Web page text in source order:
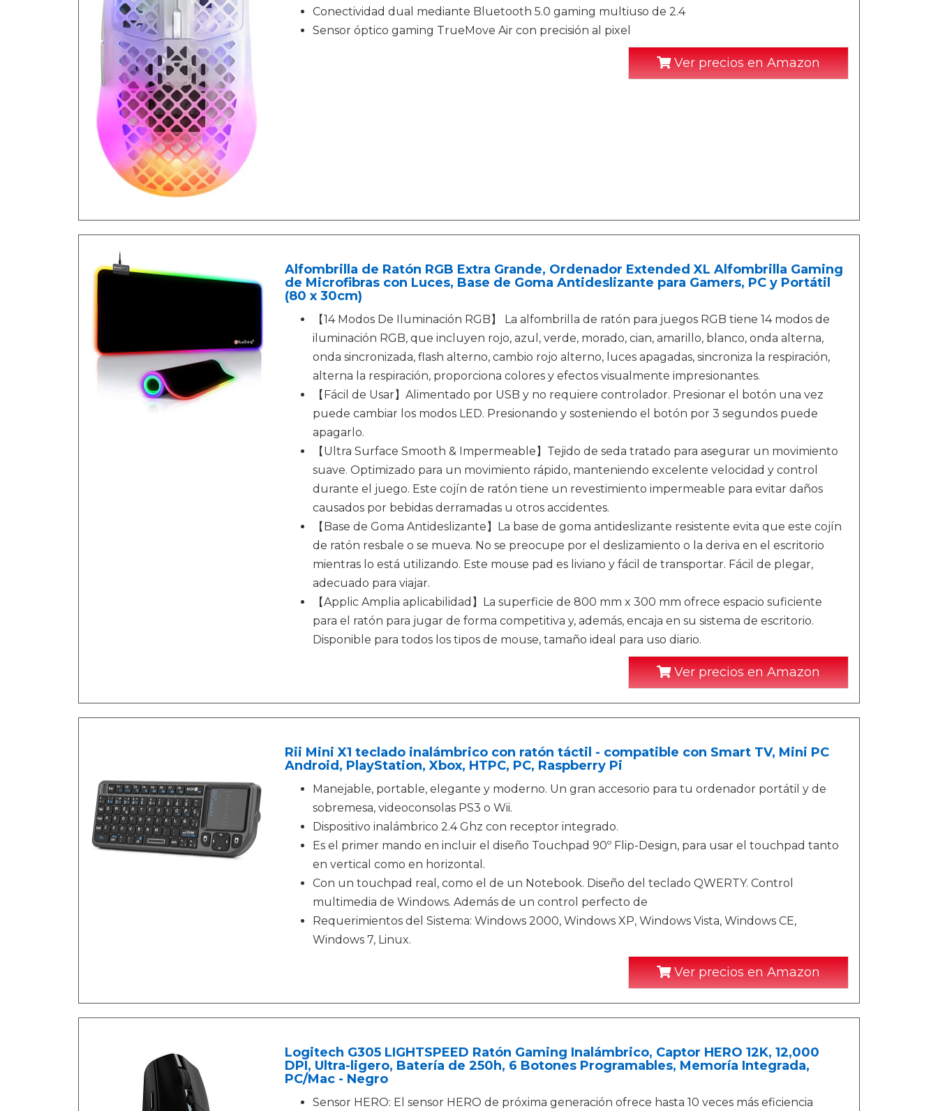
Conectividad dual mediante Bluetooth 5.0 gaming multiuso de 2.4
Sensor óptico gaming TrueMove Air con precisión al pixel
Ver precios en Amazon
Alfombrilla de Ratón RGB Extra Grande, Ordenador Extended XL Alfombrilla Gaming
de Microfibras con Luces, Base de Goma Antideslizante para Gamers, PC y Portátil
(80 x 30cm)
【14 Modos De Iluminación RGB】 La alfombrilla de ratón para juegos RGB tiene 14 modos de
iluminación RGB, que incluyen rojo, azul, verde, morado, cian, amarillo, blanco, onda alterna,
onda sincronizada, flash alterno, cambio rojo alterno, luces apagadas, sincroniza la respiración,
alterna la respiración, proporciona colores y efectos visualmente impresionantes.
【Fácil de Usar】Alimentado por USB y no requiere controlador. Presionar el botón una vez
puede cambiar los modos LED. Presionando y sosteniendo el botón por 3 segundos puede
apagarlo.
【Ultra Surface Smooth & Impermeable】Tejido de seda tratado para asegurar un movimiento
suave. Optimizado para un movimiento rápido, manteniendo excelente velocidad y control
durante el juego. Este cojín de ratón tiene un revestimiento impermeable para evitar daños
causados ​​por bebidas derramadas u otros accidentes.
【Base de Goma Antideslizante】La base de goma antideslizante resistente evita que este cojín
de ratón resbale o se mueva. No se preocupe por el deslizamiento o la deriva en el escritorio
mientras lo está utilizando. Este mouse pad es liviano y fácil de transportar. Fácil de plegar,
adecuado para viajar.
【Applic Amplia aplicabilidad】La superficie de 800 mm x 300 mm ofrece espacio suficiente
para el ratón para jugar de forma competitiva y, además, encaja en su sistema de escritorio.
Disponible para todos los tipos de mouse, tamaño ideal para uso diario.
Ver precios en Amazon
Rii Mini X1 teclado inalámbrico con ratón táctil - compatible con Smart TV, Mini PC
Android, PlayStation, Xbox, HTPC, PC, Raspberry Pi
Manejable, portable, elegante y moderno. Un gran accesorio para tu ordenador portátil y de
sobremesa, videoconsolas PS3 o Wii.
Dispositivo inalámbrico 2.4 Ghz con receptor integrado.
Es el primer mando en incluir el diseño Touchpad 90º Flip-Design, para usar el touchpad tanto
en vertical como en horizontal.
Con un touchpad real, como el de un Notebook. Diseño del teclado QWERTY. Control
multimedia de Windows. Además de un control perfecto de
Requerimientos del Sistema: Windows 2000, Windows XP, Windows Vista, Windows CE,
Windows 7, Linux.
Ver precios en Amazon
Logitech G305 LIGHTSPEED Ratón Gaming Inalámbrico, Captor HERO 12K, 12,000
DPI, Ultra-ligero, Batería de 250h, 6 Botones Programables, Memoría Integrada,
PC/Mac - Negro
Sensor HERO: El sensor HERO de próxima generación ofrece hasta 10 veces más eficiencia